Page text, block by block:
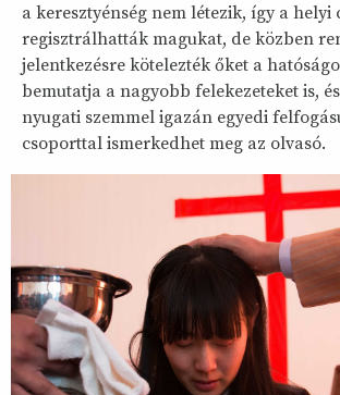
a keresztyénség nem létezik, így a
regisztrálhatták magukat, de közben
jelentkezésre kötelezték őket a
bemutatja a nagyobb felekezeteket is,
nyugati szemmel igazán egyedi
csoporttal ismerkedhet meg az olvasó.